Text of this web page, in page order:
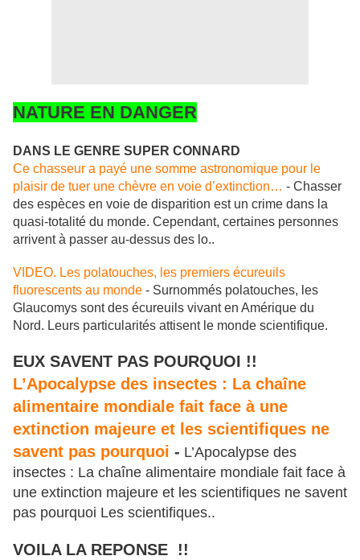
NATURE EN DANGER
DANS LE GENRE SUPER CONNARD
Ce chasseur a payé une somme astronomique pour le
plaisir de tuer une chèvre en voie d’extinction… - Chasser
des espèces en voie de disparition est un crime dans la
quasi-totalité du monde. Cependant, certaines personnes
arrivent à passer au-dessus des lo..
VIDEO. Les polatouches, les premiers écureuils
fluorescents au monde - Surnommés polatouches, les
Glaucomys sont des écureuils vivant en Amérique du
Nord. Leurs particularités attisent le monde scientifique.
EUX SAVENT PAS POURQUOI !!
L’Apocalypse des insectes : La chaîne
alimentaire mondiale fait face à une
extinction majeure et les scientifiques ne
savent pas pourquoi - L’Apocalypse des
insectes : La chaîne alimentaire mondiale fait face à
une extinction majeure et les scientifiques ne savent
pas pourquoi Les scientifiques..
VOILA LA REPONSE !!